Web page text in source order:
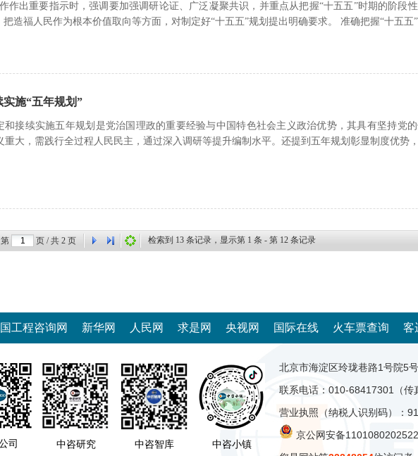
作出重要指示时，强调要加强调研论证、广泛凝聚共识，并重点从把握“十五五”时期的阶段
造福人民作为根本价值取向等方面，对制定好“十五五”规划提出明确要求。 准确把握“十五五”
施“五年规划”
和接续实施五年规划是党治国理政的重要经验与中国特色社会主义政治优势，其具有坚持党
重大，需践行全过程人民民主，通过深入调研等提升编制水平。还提到五年规划彰显制度优势
第 页 / 共 2 页 检索到 13 条记录，显示第 1 条 - 第 12 条记录